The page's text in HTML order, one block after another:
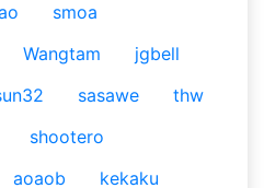
smoa
Wangtam
jgbell
sasawe
thw
shootero
aoaob kekaku